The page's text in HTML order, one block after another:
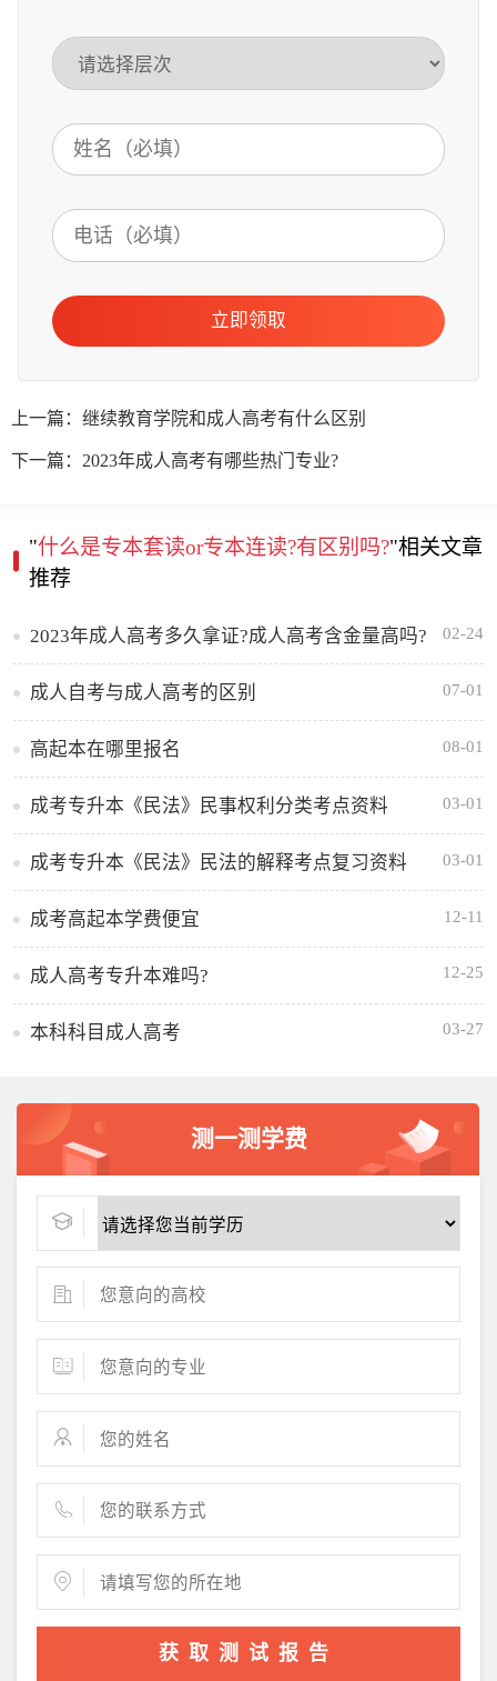
立即领取
上一篇：继续教育学院和成人高考有什么区别
下一篇：2023年成人高考有哪些热门专业?
"什么是专本套读or专本连读?有区别吗?"相关文章
推荐
2023年成人高考多久拿证?成人高考含金量高吗? 02-24
成人自考与成人高考的区别 07-01
高起本在哪里报名 08-01
成考专升本《民法》民事权利分类考点资料 03-01
成考专升本《民法》民法的解释考点复习资料 03-01
成考高起本学费便宜 12-11
成人高考专升本难吗? 12-25
本科科目成人高考 03-27
测一测学费
获取测试报告